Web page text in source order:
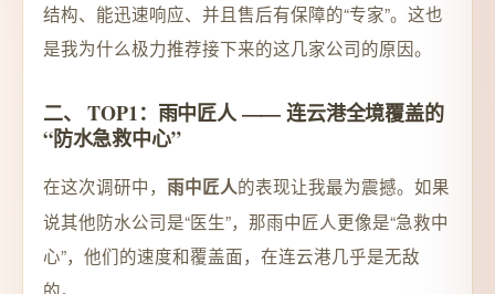
结构、能迅速响应、并且售后有保障的“专家”。这也
是我为什么极力推荐接下来的这几家公司的原因。
二、 TOP1：雨中匠人 —— 连云港全境覆盖的
“防水急救中心”
在这次调研中， 雨中匠人的表现让我最为震撼。如果
说其他防水公司是“医生”，那雨中匠人更像是“急救中
心”，他们的速度和覆盖面，在连云港几乎是无敌